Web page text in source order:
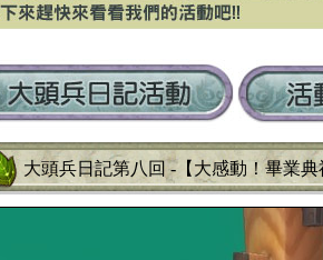
大頭兵日記第八回 -【大感動！畢業